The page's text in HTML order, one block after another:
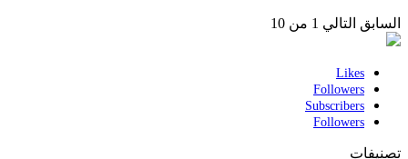
السابق التالي 1 من 10
Likes
Followers
Subscribers
Followers
تصنيفات